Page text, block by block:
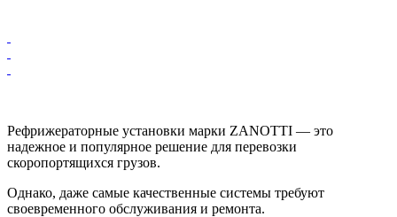
Рефрижераторные установки марки ZANOTTI — это
надежное и популярное решение для перевозки
скоропортящихся грузов.
Однако, даже самые качественные системы требуют
своевременного обслуживания и ремонта.